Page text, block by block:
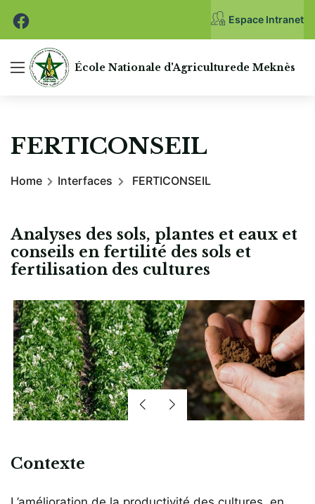
Espace Intranet
École Nationale d'Agriculturede Meknès
FERTICONSEIL
Home Interfaces FERTICONSEIL
Analyses des sols, plantes et eaux et
conseils en fertilité des sols et
fertilisation des cultures
Contexte